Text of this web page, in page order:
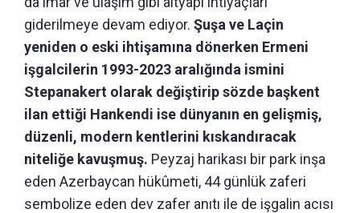
giderilmeye devam ediyor. Şuşa ve Laçin
yeniden o eski ihtişamına dönerken Ermeni
işgalcilerin 1993-2023 aralığında ismini
Stepanakert olarak değiştirip sözde başkent
ilan ettiği Hankendi ise dünyanın en gelişmiş,
düzenli, modern kentlerini kıskandıracak
niteliğe kavuşmuş. Peyzaj harikası bir park inşa
eden Azerbaycan hükûmeti, 44 günlük zaferi
sembolize eden dev zafer anıtı ile de işgalin acısı